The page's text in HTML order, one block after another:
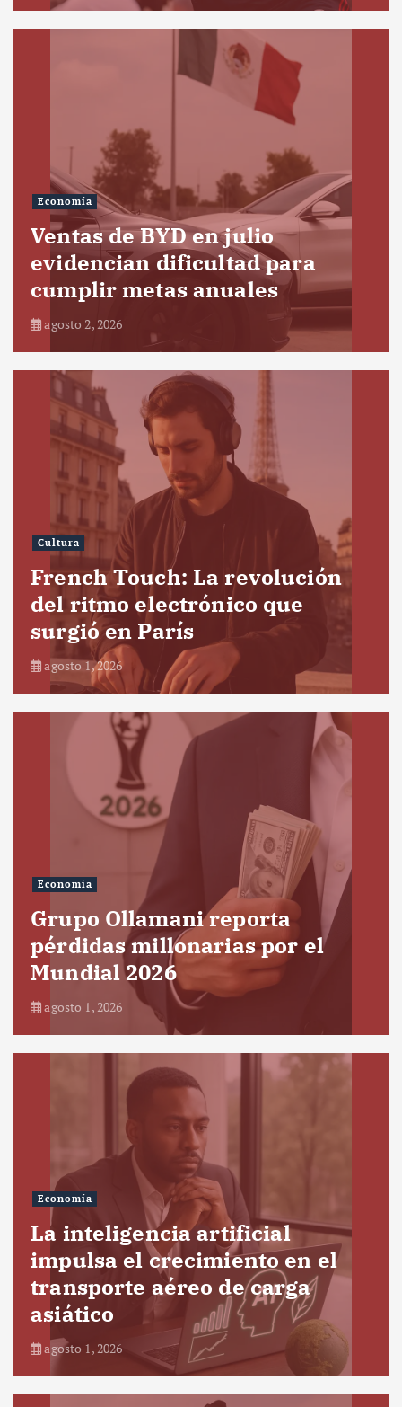
Economía
Ventas de BYD en julio
evidencian dificultad para
cumplir metas anuales
agosto 2, 2026
Cultura
French Touch: La revolución
del ritmo electrónico que
surgió en París
agosto 1, 2026
Economía
Grupo Ollamani reporta
pérdidas millonarias por el
Mundial 2026
agosto 1, 2026
Economía
La inteligencia artificial
impulsa el crecimiento en el
transporte aéreo de carga
asiático
agosto 1, 2026